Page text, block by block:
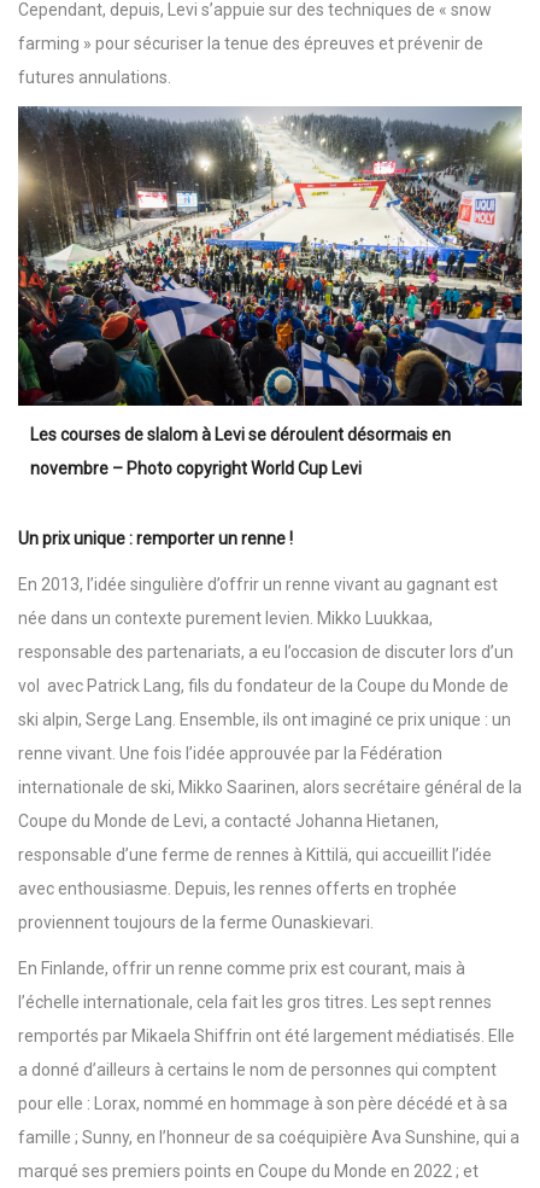
Cependant, depuis, Levi s’appuie sur des techniques de « snow
farming » pour sécuriser la tenue des épreuves et prévenir de
futures annulations.
Les courses de slalom à Levi se déroulent désormais en
novembre – Photo copyright World Cup Levi
Un prix unique : remporter un renne !
En 2013, l’idée singulière d’offrir un renne vivant au gagnant est
née dans un contexte purement levien. Mikko Luukkaa,
responsable des partenariats, a eu l’occasion de discuter lors d’un
vol avec Patrick Lang, fils du fondateur de la Coupe du Monde de
ski alpin, Serge Lang. Ensemble, ils ont imaginé ce prix unique : un
renne vivant. Une fois l’idée approuvée par la Fédération
internationale de ski, Mikko Saarinen, alors secrétaire général de la
Coupe du Monde de Levi, a contacté Johanna Hietanen,
responsable d’une ferme de rennes à Kittilä, qui accueillit l’idée
avec enthousiasme. Depuis, les rennes offerts en trophée
proviennent toujours de la ferme Ounaskievari.
En Finlande, offrir un renne comme prix est courant, mais à
l’échelle internationale, cela fait les gros titres. Les sept rennes
remportés par Mikaela Shiffrin ont été largement médiatisés. Elle
a donné d’ailleurs à certains le nom de personnes qui comptent
pour elle : Lorax, nommé en hommage à son père décédé et à sa
famille ; Sunny, en l’honneur de sa coéquipière Ava Sunshine, qui a
marqué ses premiers points en Coupe du Monde en 2022 ; et